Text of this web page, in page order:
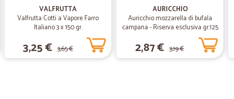
VALFRUTTA
Valfrutta Cotti a Vapore Farro
Italiano 3 x 150 gr.
3,25 € 3,65 €
AURICCHIO
Auricchio mozzarella di bufala
campana - Riserva esclusiva gr.125
2,87 € 3,19 €